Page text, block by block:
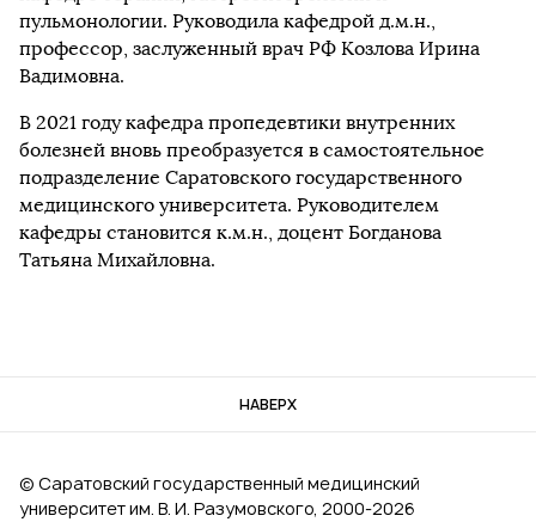
пульмонологии. Руководила кафедрой д.м.н.,
профессор, заслуженный врач РФ Козлова Ирина
Вадимовна.
В 2021 году кафедра пропедевтики внутренних
болезней вновь преобразуется в самостоятельное
подразделение Саратовского государственного
медицинского университета. Руководителем
кафедры становится к.м.н., доцент Богданова
Татьяна Михайловна.
НАВЕРХ
© Саратовский государственный медицинский
университет им. В. И. Разумовского, 2000‑2026